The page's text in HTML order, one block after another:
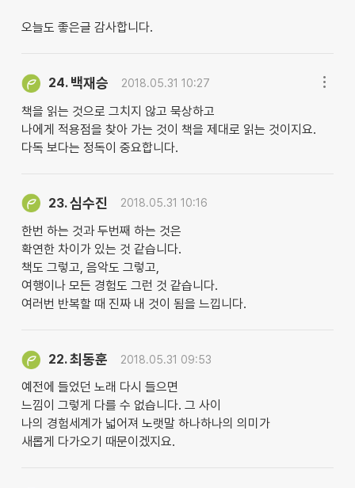
오늘도 좋은글 감사합니다.
24. 백재승 2018.05.31 10:27
책을 읽는 것으로 그치지 않고 묵상하고
나에게 적용점을 찾아 가는 것이 책을 제대로 읽는 것이지요.
다독 보다는 정독이 중요합니다.
23.심수진 2018.05.31 10:16
한번 하는 것과 두번째 하는 것은
확연한 차이가 있는 것 같습니다.
책도 그렇고, 음악도 그렇고,
여행이나 모든 경험도 그런 것 같습니다.
여러번 반복할 때 진짜 내 것이 됨을 느낍니다.
22.최동훈 2018.05.31 09:53
예전에 들었던 노래 다시 들으면
느낌이 그렇게 다를 수 없습니다. 그 사이
나의 경험세계가 넓어져 노랫말 하나하나의 의미가
새롭게 다가오기 때문이겠지요.